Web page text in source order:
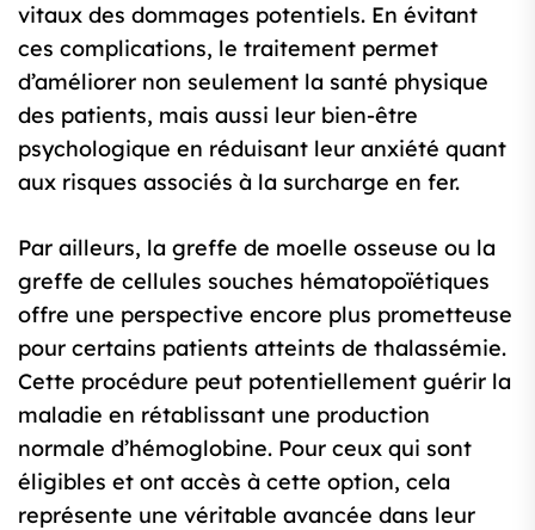
vitaux des dommages potentiels. En évitant
ces complications, le traitement permet
d’améliorer non seulement la santé physique
des patients, mais aussi leur bien-être
psychologique en réduisant leur anxiété quant
aux risques associés à la surcharge en fer.
Par ailleurs, la greffe de moelle osseuse ou la
greffe de cellules souches hématopoïétiques
offre une perspective encore plus prometteuse
pour certains patients atteints de thalassémie.
Cette procédure peut potentiellement guérir la
maladie en rétablissant une production
normale d’hémoglobine. Pour ceux qui sont
éligibles et ont accès à cette option, cela
représente une véritable avancée dans leur